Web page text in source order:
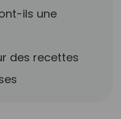
ils une
des recettes